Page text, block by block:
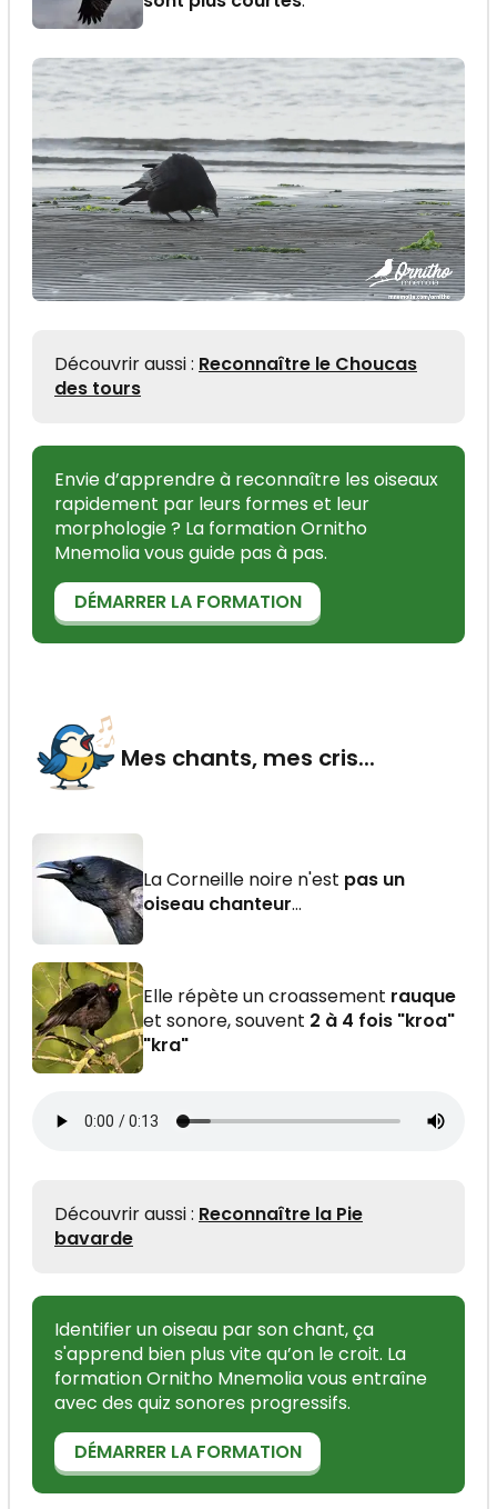
Découvrir aussi : Reconnaître le Choucas
des tours
Envie d’apprendre à reconnaître les oiseaux
rapidement par leurs formes et leur
morphologie ? La formation Ornitho
Mnemolia vous guide pas à pas.
DÉMARRER LA FORMATION
Mes chants, mes cris...
La Corneille noire n'est pas un
oiseau chanteur…
Elle répète un croassement rauque
et sonore, souvent 2 à 4 fois "kroa"
"kra"
Découvrir aussi : Reconnaître la Pie
bavarde
Identifier un oiseau par son chant, ça
s'apprend bien plus vite qu’on le croit. La
formation Ornitho Mnemolia vous entraîne
avec des quiz sonores progressifs.
DÉMARRER LA FORMATION